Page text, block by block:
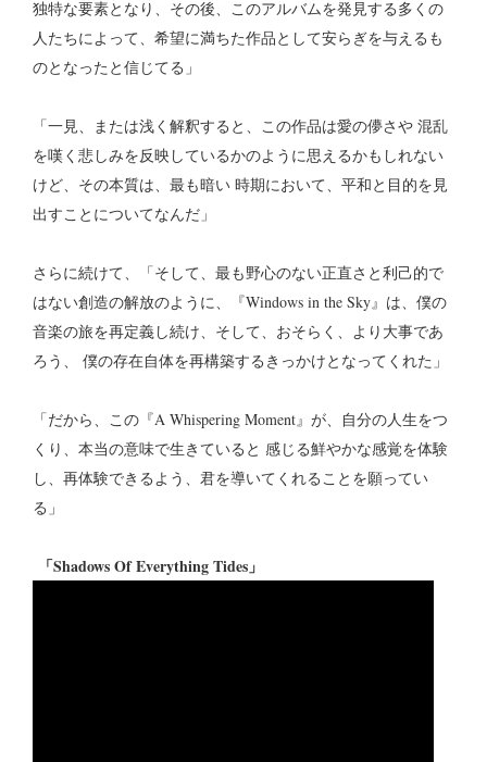
独特な要素となり、その後、このアルバムを発見する多くの
人たちによって、希望に満ちた作品として安らぎを与えるも
のとなったと信じてる」
「一見、または浅く解釈すると、この作品は愛の儚さや 混乱
を嘆く悲しみを反映しているかのように思えるかもしれない
けど、その本質は、最も暗い 時期において、平和と目的を見
出すことについてなんだ」
さらに続けて、「そして、最も野心のない正直さと利己的で
はない創造の解放のように、『Windows in the Sky』は、僕の
音楽の旅を再定義し続け、そして、おそらく、より大事であ
ろう、 僕の存在自体を再構築するきっかけとなってくれた」
「だから、この『A Whispering Moment』が、自分の人生をつ
くり、本当の意味で生きていると 感じる鮮やかな感覚を体験
し、再体験できるよう、君を導いてくれることを願ってい
る」
「Shadows Of Everything Tides」